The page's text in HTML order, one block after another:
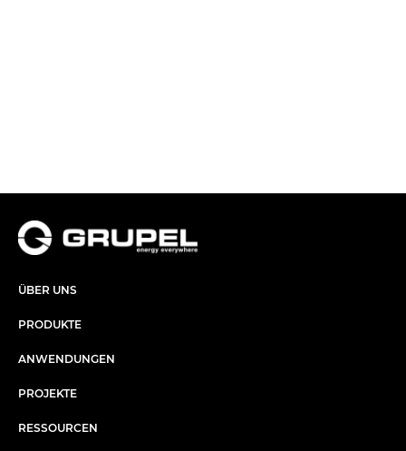
ÜBER UNS​
PRODUKTE
ANWENDUNGEN
PROJEKTE
RESSOURCEN